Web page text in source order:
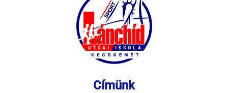
Címünk